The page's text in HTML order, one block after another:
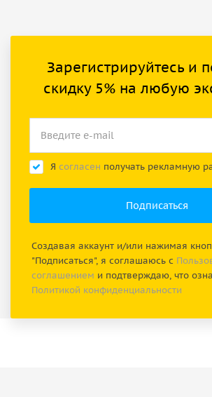
Зарегистрируйтесь и
скидку 5% на любую
Я согласен получать рекламную
Создавая аккаунт и/или нажимая
"Подписаться", я соглашаюсь с
соглашением и подтверждаю, что
Политикой конфиденциальности